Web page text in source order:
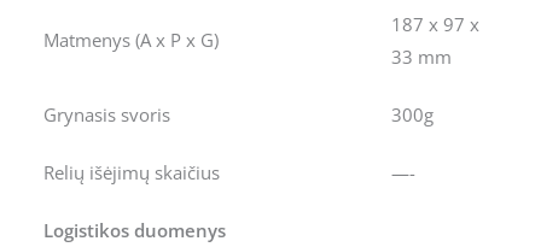
Matmenys (A x P x G)
187 x 97 x
33 mm
Grynasis svoris 300g
Relių išėjimų skaičius —-
Logistikos duomenys